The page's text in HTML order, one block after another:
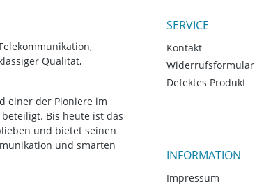
Qualität,
einer der Pioniere im
Bis heute ist das
und bietet seinen
und smarten
SERVICE
Kontakt
Widerrufsformular
Defektes Produkt
INFORMATION
Impressum